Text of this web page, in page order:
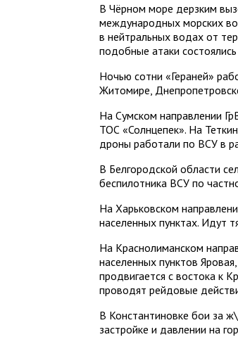
В Чёрном море дерзким
международных морских
в нейтральных водах от
подобные атаки
Ночью сотни «Гераней»
Житомире,
На Сумском направлении
ТОС «Солнцепек». ️На
дроны работали по ВСУ в
В Белгородской области
беспилотника ВСУ по
На Харьковском
населенных пунктах. Идут
На Краснолиманском
населенных пунктов
продвигается с востока к
проводят рейдовые
В Константиновке бои за
застройке и давлении на